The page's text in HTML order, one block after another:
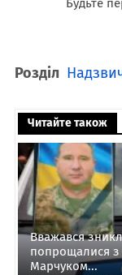
Будьте
Розділ
Читайте також
Вважався
попрощалися
Марчуком...